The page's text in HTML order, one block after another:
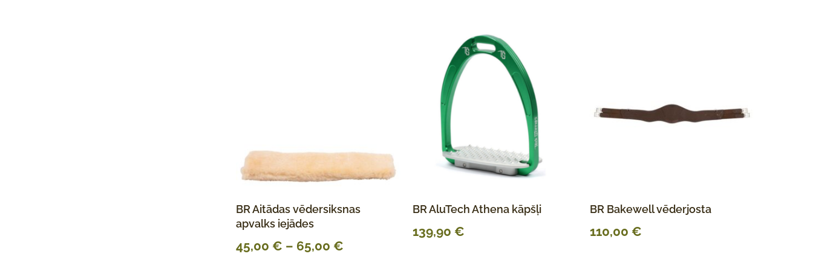
BR Aitādas vēdersiksnas
apvalks iejādes
45,00 € – 65,00 €
BR AluTech Athena kāpšļi
139,90 €
BR Bakewell vēderjosta
110,00 €